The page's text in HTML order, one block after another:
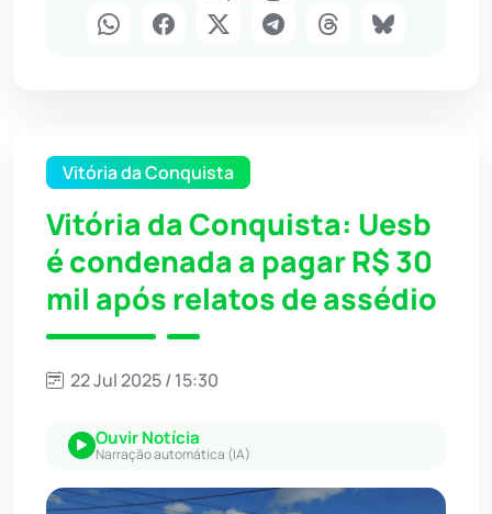
Vitória da Conquista
Vitória da Conquista: Uesb
é condenada a pagar R$ 30
mil após relatos de assédio
22 Jul 2025 / 15:30
Ouvir Notícia
Narração automática (IA)